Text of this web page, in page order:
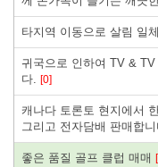
타지역 이동으로 살림 일
귀국으로 인하여 TV & TV
다. [0]
캐나다 토론토 현지에서
그리고 전자담배 판매합
좋은 품질 골프 클럽 매매